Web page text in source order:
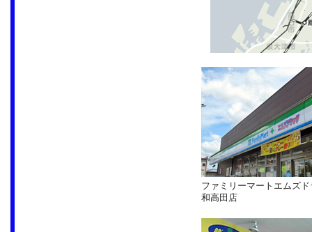
ファミリーマートエムズ
和高田店